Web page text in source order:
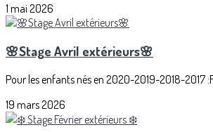
1 mai 2026
🌸Stage Avril extérieurs🌸
Pour les enfants nés en 2020-2019-2018-2017
19 mars 2026